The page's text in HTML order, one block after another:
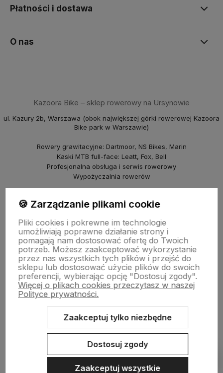
Płatności i dostawa
O nas
Kazoora Bike – sklep rowerowy na Ursynowie
ul. Kazury 2b, Warszawa (obok największej górki rowerowej Kazoora
Bike park w Warszawie)
Rowery grawitacyjne: Dartmoor, NS Bikes, Marin
Kaski MTB full-face: Leatt, Fox, Bell
Profesjonalna obsługa i serwis rowerowy
Wypożyczalnia rowerów
piBike – sklep rowerowy na Młocinach
ul. Farysa 60b, Warszawa
Rowery crossowe i miejskie (Marin, NS Bikes, Polka)
Punkt odbioru i serwis
© 2025 Kazoora BIKE & piBike. Wszelkie prawa zastrzeżone.
Sklep internetowy Shoper.pl Szablon Shoper Modern 3.0™
🍪 Zarządzanie plikami cookie
Pliki cookies i pokrewne im technologie
umożliwiają poprawne działanie strony i
pomagają nam dostosować ofertę do Twoich
potrzeb. Możesz zaakceptować wykorzystanie
przez nas wszystkich tych plików i przejść do
sklepu lub dostosować użycie plików do swoich
preferencji, wybierając opcję "Dostosuj zgody".
Więcej o plikach cookies przeczytasz w naszej
Polityce prywatności.
Zaakceptuj tylko niezbędne
Dostosuj zgody
Zaakceptuj wszystkie